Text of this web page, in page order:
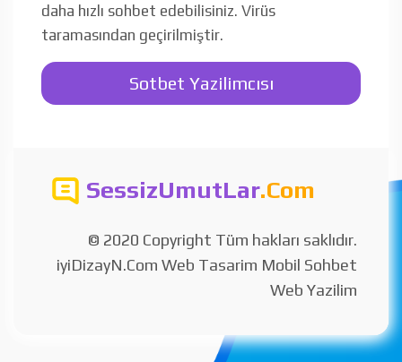
daha hızlı sohbet edebilisiniz. Virüs
taramasından geçirilmiştir.
Sotbet Yazilimcısı
SessizUmutLar.Com
© 2020 Copyright Tüm hakları saklıdır.
iyiDizayN.Com Web Tasarim Mobil Sohbet
Web Yazilim